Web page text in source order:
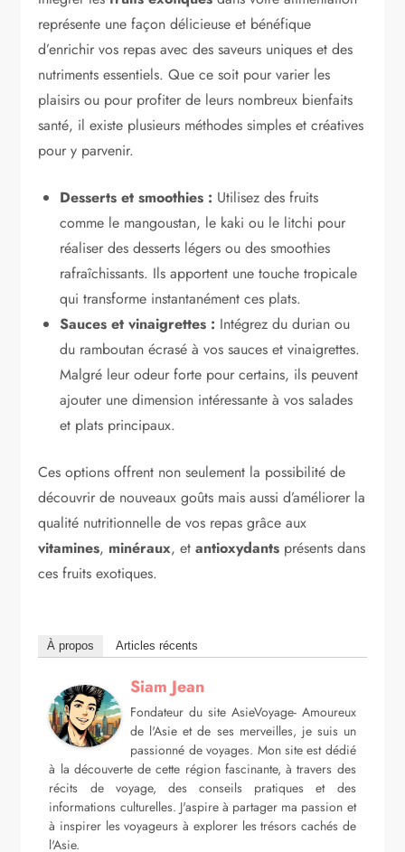
représente une façon délicieuse et bénéfique
d’enrichir vos repas avec des saveurs uniques et des
nutriments essentiels. Que ce soit pour varier les
plaisirs ou pour profiter de leurs nombreux bienfaits
santé, il existe plusieurs méthodes simples et créatives
pour y parvenir.
Desserts et smoothies : Utilisez des fruits
comme le mangoustan, le kaki ou le litchi pour
réaliser des desserts légers ou des smoothies
rafraîchissants. Ils apportent une touche tropicale
qui transforme instantanément ces plats.
Sauces et vinaigrettes : Intégrez du durian ou
du ramboutan écrasé à vos sauces et vinaigrettes.
Malgré leur odeur forte pour certains, ils peuvent
ajouter une dimension intéressante à vos salades
et plats principaux.
Ces options offrent non seulement la possibilité de
découvrir de nouveaux goûts mais aussi d’améliorer la
qualité nutritionnelle de vos repas grâce aux
vitamines, minéraux, etantioxydants présents dans
ces fruits exotiques.
À propos Articles récents
Siam Jean
Fondateur du site AsieVoyage- Amoureux
de l'Asie et de ses merveilles, je suis un
passionné de voyages. Mon site est dédié
à la découverte de cette région fascinante, à travers des
récits de voyage, des conseils pratiques et des
informations culturelles. J'aspire à partager ma passion et
à inspirer les voyageurs à explorer les trésors cachés de
l'Asie.